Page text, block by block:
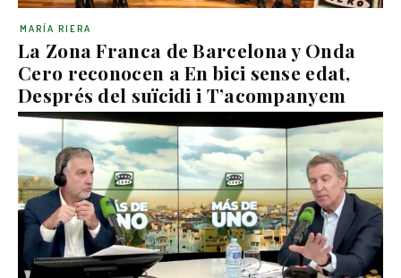
La Zona Franca de Barcelona y Onda
Cero reconocen a En bici sense edat,
Després del suïcidi i T’acompanyem
MARÍA RIERA